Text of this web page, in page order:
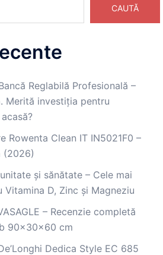
CAUTĂ
Reglabilă Profesională –
Merită investiția pentru
Rowenta Clean IT IN5021F0 –
(2026)
și sănătate – Cele mai
Vitamina D, Zinc și Magneziu
– Recenzie completă
90x30x60 cm
Dedica Style EC 685